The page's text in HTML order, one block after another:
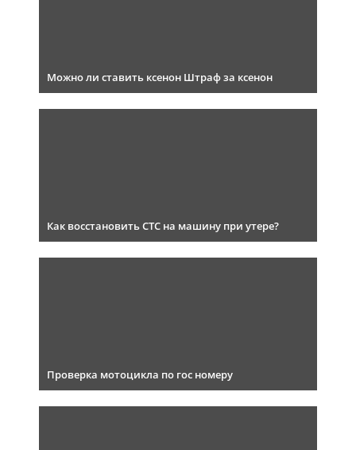
Можно ли ставить ксенон Штраф за ксенон
Как восстановить СТС на машину при утере?
Проверка мотоцикла по гос номеру